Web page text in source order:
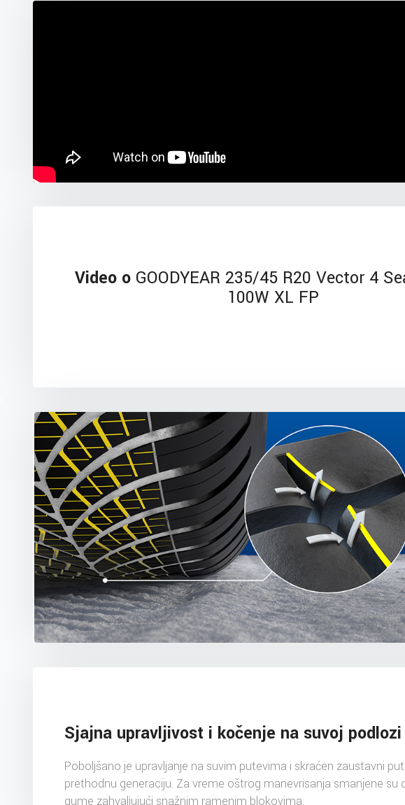
Video o GOODYEAR 235/45 R20 Vector 4
100W XL FP
Sjajna upravljivost i kočenje na suvoj podlozi
Poboljšano je upravljanje na suvim putevima i skraćen zaustavni
prethodnu generaciju. Za vreme oštrog manevrisanja smanjene su
gume zahvaljujući snažnim ramenim blokovima.